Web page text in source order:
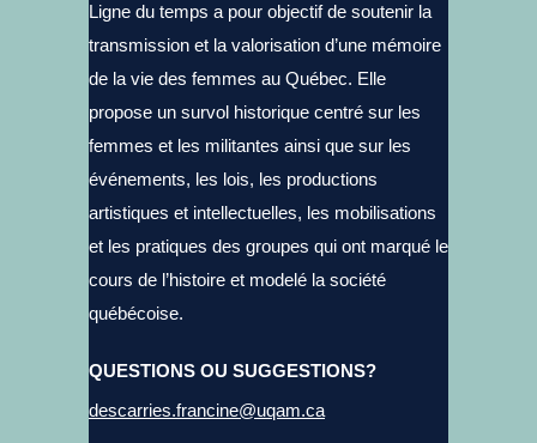
Ligne du temps a pour objectif de soutenir la
transmission et la valorisation d’une mémoire
de la vie des femmes au Québec. Elle
propose un survol historique centré sur les
femmes et les militantes ainsi que sur les
événements, les lois, les productions
artistiques et intellectuelles, les mobilisations
et les pratiques des groupes qui ont marqué le
cours de l’histoire et modelé la société
québécoise.
QUESTIONS OU SUGGESTIONS?
descarries.francine@uqam.ca